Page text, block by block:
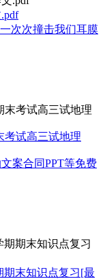
次次撞击我们耳膜
考试高三试地理
案合同PPT等免费
期末知识点复习[最